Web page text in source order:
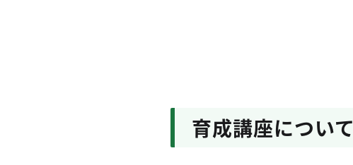
育成講座について